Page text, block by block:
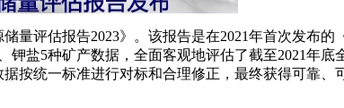
量评估报告2023》。该报告是在2021年首次发布
盐5种矿产数据，全面客观地评估了截至2021年底
按统一标准进行对标和合理修正，最终获得可靠、